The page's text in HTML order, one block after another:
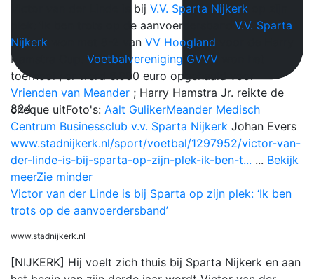
824
Victor van der Linde is bij V.V. Sparta Nijkerk
plek: ‘Ik ben trots op de aanvoerdersband’ V.V. Sparta
Nijkerk won met 8-2 van VV Hoogland
Hamstra Cup. Voetbalvereniging GVVV
toernooi ; er werd 6.000 euro opgehaald voor
Vrienden van Meander ; Harry Hamstra Jr. reikte de
cheque uitFoto's: Aalt GulikerMeander Medisch
Centrum Businessclub v.v. Sparta Nijkerk Johan Evers
www.stadnijkerk.nl/sport/voetbal/1297952/victor-van-
der-linde-is-bij-sparta-op-zijn-plek-ik-ben-t... ... Bekijk
meerZie minder
Victor van der Linde is bij Sparta op zijn plek: ‘Ik ben
trots op de aanvoerdersband’
www.stadnijkerk.nl
[NIJKERK] Hij voelt zich thuis bij Sparta Nijkerk en aan